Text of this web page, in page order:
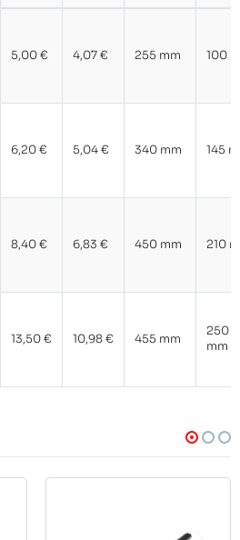
5,00 € 4,07 € 255 mm 100
6,20 € 5,04 € 340 mm 145
8,40 € 6,83 € 450 mm 210
13,50 € 10,98 € 455 mm
250
mm